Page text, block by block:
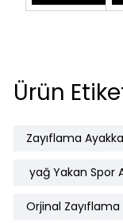
Ürün
Zayıflama
yağ Yakan Spor
Orjinal Zayıflama